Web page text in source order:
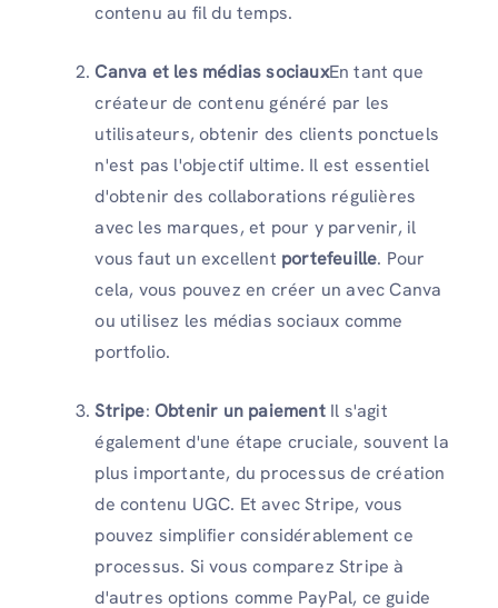
contenu au fil du temps.
Canva et les médias sociauxEn tant que
créateur de contenu généré par les
utilisateurs, obtenir des clients ponctuels
n'est pas l'objectif ultime. Il est essentiel
d'obtenir des collaborations régulières
avec les marques, et pour y parvenir, il
vous faut un excellent portefeuille. Pour
cela, vous pouvez en créer un avec Canva
ou utilisez les médias sociaux comme
portfolio.
Stripe: Obtenir un paiement Il s'agit
également d'une étape cruciale, souvent la
plus importante, du processus de création
de contenu UGC. Et avec Stripe, vous
pouvez simplifier considérablement ce
processus. Si vous comparez Stripe à
d'autres options comme PayPal, ce guide